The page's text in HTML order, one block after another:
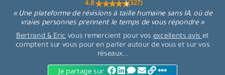
4,8 (327)
« Une plateforme de révisions à taille humaine sans IA, où de
vraies personnes prennent le temps de vous répondre »
Bertrand & Eric vous remercient pour vosexcellents aviset
comptent sur vous pour en parler autour de vous et sur vos
réseaux...
Je partage sur